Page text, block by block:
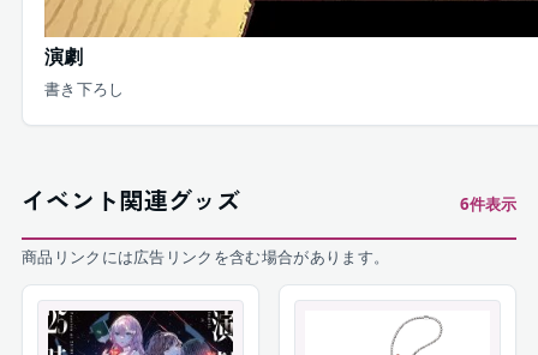
演劇
書き下ろし
イベント関連グッズ 6件表示
商品リンクには広告リンクを含む場合があります。